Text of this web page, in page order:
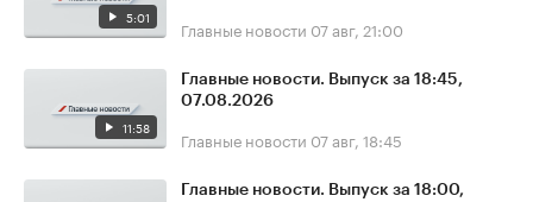
5:01 Главные новости 07 авг, 21:00
11:58
Главные новости. Выпуск за 18:45,
07.08.2026
Главные новости 07 авг, 18:45
Главные новости. Выпуск за 18:00,